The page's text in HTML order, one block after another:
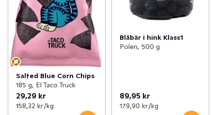
Salted Blue Corn Chips
185 g, El Taco Truck
29,29 kr
158,32 kr /kg
Blåbär i hink Klass1
Polen, 500 g
89,95 kr
179,90 kr /kg